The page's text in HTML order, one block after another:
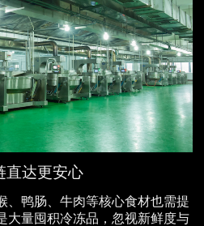
直达更安心
、鸭肠、牛肉等核心食材也需提
大量囤积冷冻品，忽视新鲜度与